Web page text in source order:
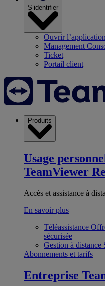
S’identifier
Ouvrir
Management
Ticket
Portail client
Produits
Usage
TeamViewer
Accès et assistance à
En savoir plus
Téléassistance
sécurisée
Gestion à distance
Abonnements et tarifs
Entreprise